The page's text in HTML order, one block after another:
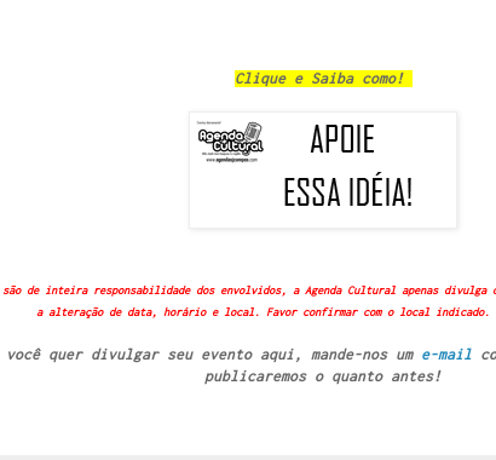
Clique e Saiba como!
são de inteira responsabilidade dos envolvidos, a Agenda Cultural apenas divulga
a alteração de data, horário e local. Favor confirmar com o local indicado.
você quer divulgar seu evento aqui, mande-nos um e-mail
publicaremos o quanto antes!